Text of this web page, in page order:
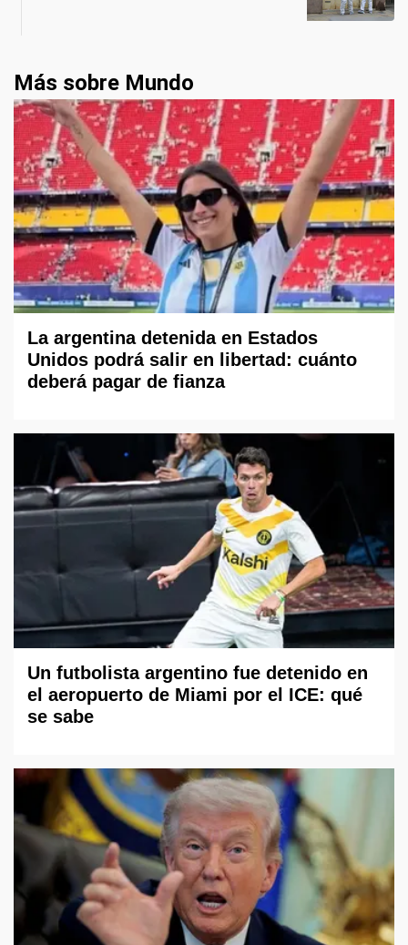
Más sobre Mundo
La argentina detenida en Estados
Unidos podrá salir en libertad: cuánto
deberá pagar de fianza
Un futbolista argentino fue detenido en
el aeropuerto de Miami por el ICE: qué
se sabe